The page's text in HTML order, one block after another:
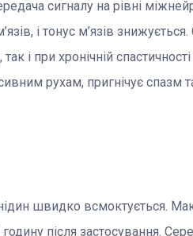
сигналу на рівні
і тонус м’язів
так і при хронічній
рухам, пригнічує спазм
швидко всмоктується.
після застосування.